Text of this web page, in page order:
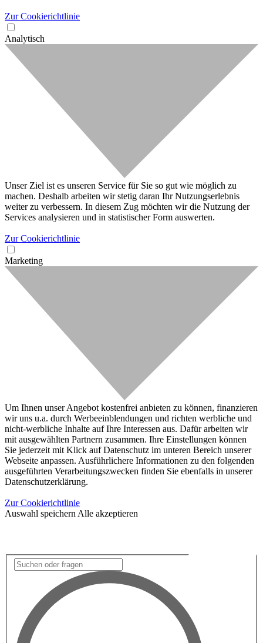
Zur Cookierichtlinie
Analytisch
Unser Ziel ist es unseren Service für Sie so gut wie möglich zu
machen. Deshalb arbeiten wir stetig daran Ihr Nutzungserlebnis
weiter zu verbessern. In diesem Zug möchten wir die Nutzung der
Services analysieren und in statistischer Form auswerten.
Zur Cookierichtlinie
Marketing
Um Ihnen unser Angebot kostenfrei anbieten zu können, finanzieren
wir uns u.a. durch Werbeeinblendungen und richten werbliche und
nicht-werbliche Inhalte auf Ihre Interessen aus. Dafür arbeiten wir
mit ausgewählten Partnern zusammen. Ihre Einstellungen können
Sie jederzeit mit Klick auf Datenschutz im unteren Bereich unserer
Webseite anpassen. Ausführlichere Informationen zu den folgenden
ausgeführten Verarbeitungszwecken finden Sie ebenfalls in unserer
Datenschutzerklärung.
Zur Cookierichtlinie
Auswahl speichern Alle akzeptieren